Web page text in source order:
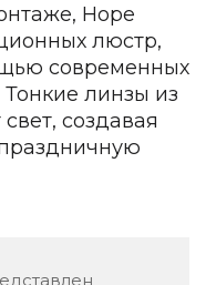
по вашему
Hope
люстр,
современных
линзы из
создавая